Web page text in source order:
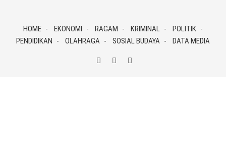
contentHOME EKONOMI RAGAM KRIMINAL
POLITIK
PENDIDIKAN
OLAHRAGA SOSIAL BUDAYA DATA MEDIA